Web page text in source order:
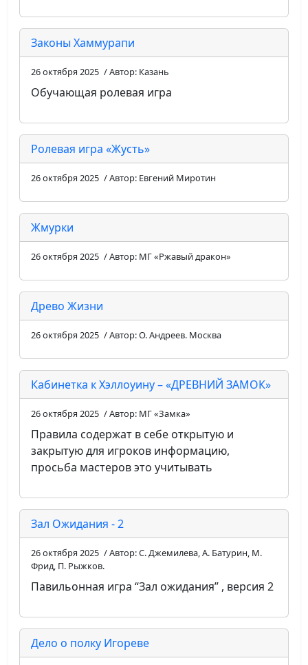
Законы Хаммурапи
26 октября 2025 / Автор: Казань
Обучающая ролевая игра
Ролевая игра «Жусть»
26 октября 2025 / Автор: Евгений Миротин
Жмурки
26 октября 2025 / Автор: МГ «Ржавый дракон»
Древо Жизни
26 октября 2025 / Автор: О. Андреев. Москва
Кабинетка к Хэллоуину – «ДРЕВНИЙ ЗАМОК»
26 октября 2025 / Автор: МГ «Замка»
Правила содержат в себе открытую и
закрытую для игроков информацию,
просьба мастеров это учитывать
Зал Ожидания - 2
26 октября 2025 / Автор: С. Джемилева, А. Батурин, М.
Фрид, П. Рыжков.
Павильонная игра “Зал ожидания” , версия 2
Дело о полку Игореве